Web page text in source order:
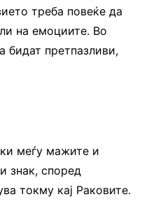
треба повеќе да
на емоциите. Во
бидат претпазливи,
меѓу мажите и
знак, според
токму кај Раковите.